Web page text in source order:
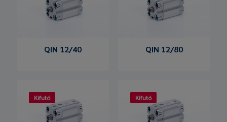
QIN 12/40 QIN 12/80
Kifutó Kifutó